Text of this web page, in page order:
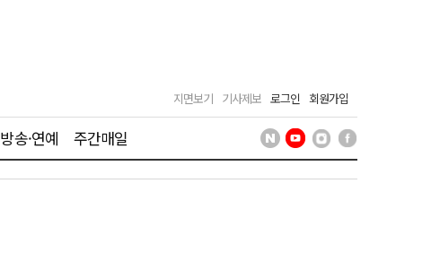
지면보기 기사제보 로그인 회원가입
방송·연예 주간매일